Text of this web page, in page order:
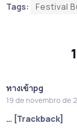
Tags:
Festival
ทางเข้าpg
19 de novembro de
… [Trackback]